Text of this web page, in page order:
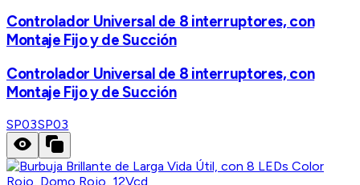
Controlador Universal de 8 interruptores, con
Montaje Fijo y de Succión
Controlador Universal de 8 interruptores, con
Montaje Fijo y de Succión
SP03SP03